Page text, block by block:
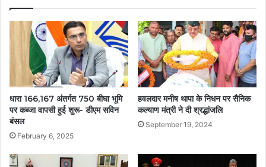
धारा 166,167 अंतर्गत 750 बीघा भूमि
पर कब्जा वापसी हुई शुरू- डीएम सविन
बंसल
February 6, 2025
हवलदार मनीष थापा के निधन पर सैनिक
कल्याण मंत्री ने दी श्रद्धांजलि
September 19, 2024